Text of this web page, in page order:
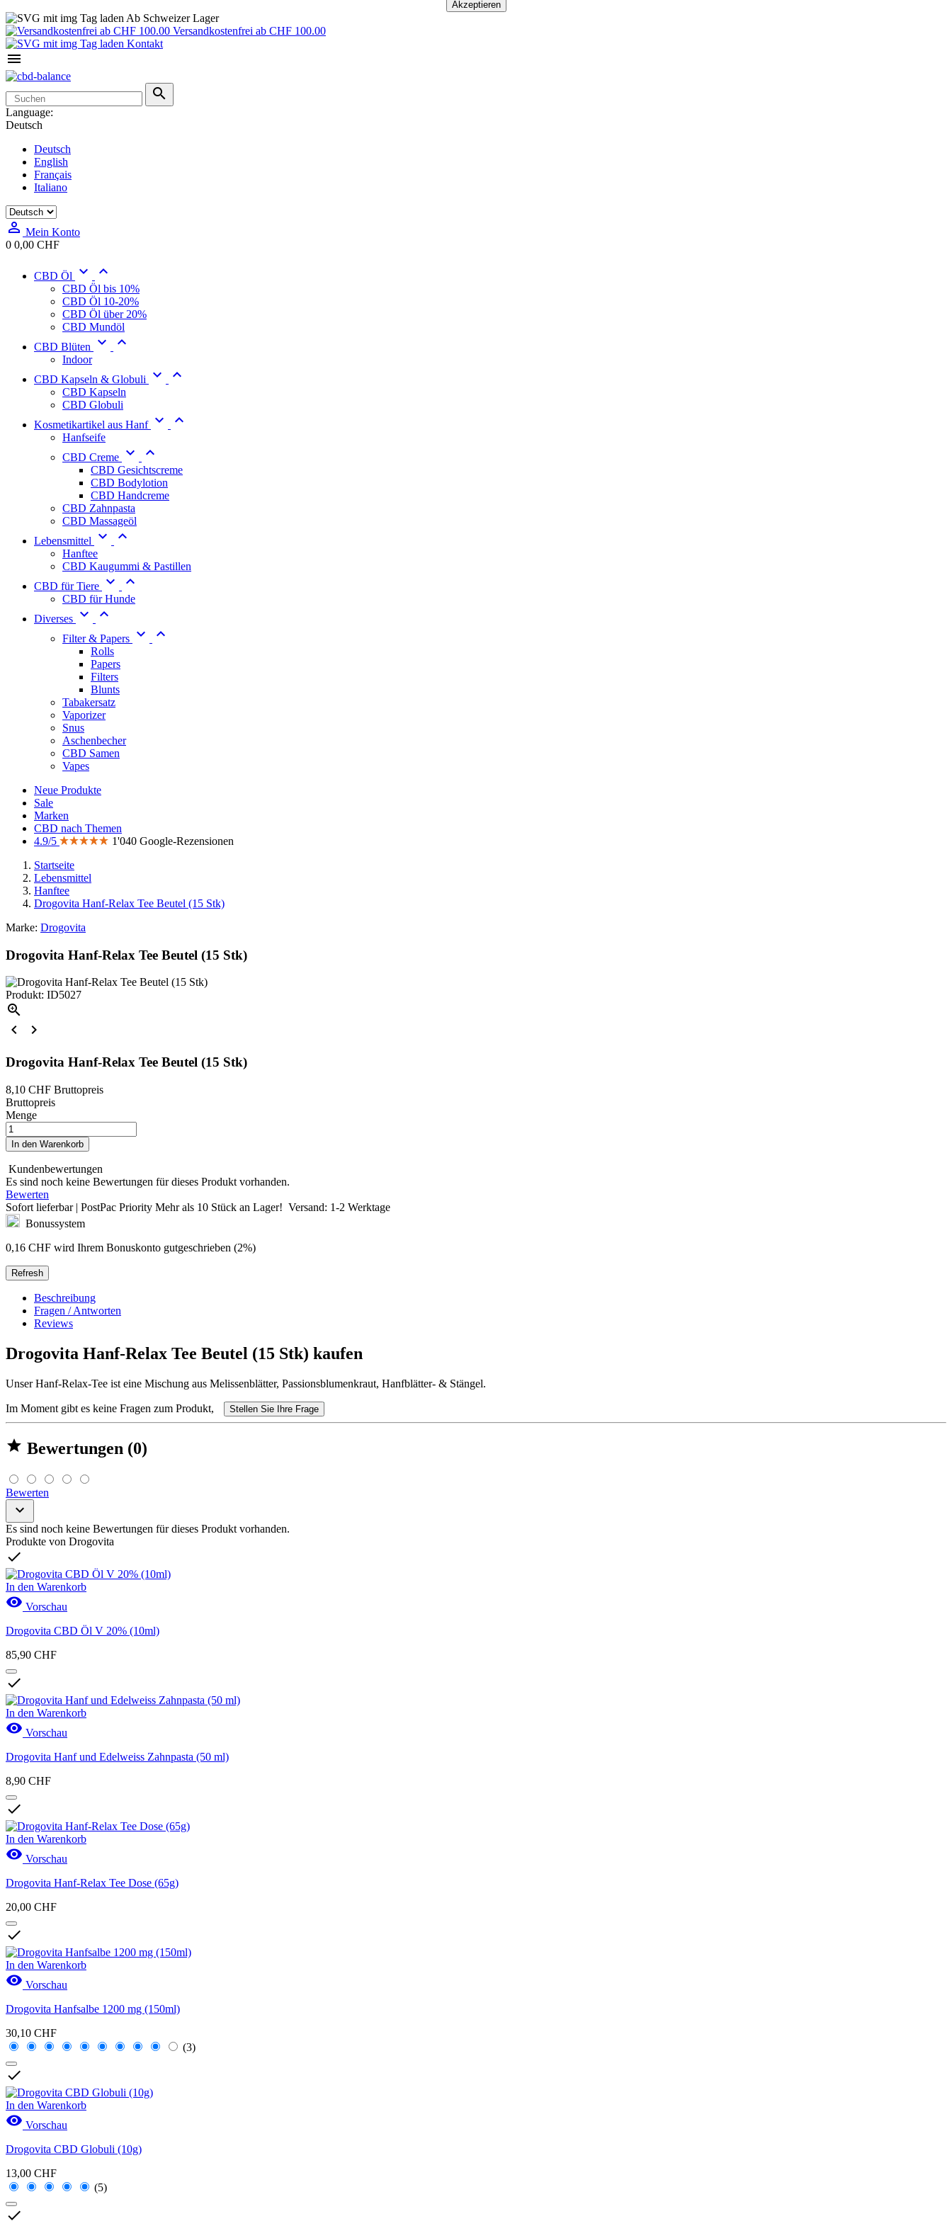
Akzeptieren
Ab Schweizer Lager
Versandkostenfrei ab CHF 100.00
Kontakt


Language:
Deutsch
Deutsch
English
Français
Italiano
 Mein Konto
0 0,00 CHF
CBD Öl  
CBD Öl bis 10%
CBD Öl 10-20%
CBD Öl über 20%
CBD Mundöl
CBD Blüten
 
Indoor
CBD Kapseln & Globuli
 
CBD Kapseln
CBD Globuli
Kosmetikartikel aus Hanf  
Hanfseife
CBD Creme  
CBD Gesichtscreme
CBD Bodylotion
CBD Handcreme
CBD Zahnpasta
CBD Massageöl
Lebensmittel
 
Hanftee
CBD Kaugummi & Pastillen
CBD für Tiere  
CBD für Hunde
Diverses  
Filter & Papers  
Rolls
Papers
Filters
Blunts
Tabakersatz
Vaporizer
Snus
Aschenbecher
CBD Samen
Vapes
Neue Produkte
Sale
Marken
CBD nach Themen
4.9/5
1'040 Google-Rezensionen
Startseite
Lebensmittel
Hanftee
Drogovita Hanf-Relax Tee Beutel (15 Stk)
Marke: Drogovita
Drogovita Hanf-Relax Tee Beutel (15 Stk)
Produkt: ID5027



Drogovita Hanf-Relax Tee Beutel (15 Stk)
8,10 CHF Bruttopreis
Bruttopreis
Menge
In den Warenkorb
Kundenbewertungen
Es sind noch keine Bewertungen für dieses Produkt vorhanden.
Bewerten
Sofort lieferbar | PostPac Priority Mehr als 10 Stück an Lager! Versand: 1-2 Werktage
Bonussystem
0,16 CHF wird Ihrem Bonuskonto gutgeschrieben (2%)
Beschreibung
Fragen / Antworten
Reviews
Drogovita Hanf-Relax Tee Beutel (15 Stk) kaufen
Unser Hanf-Relax-Tee ist eine Mischung aus Melissenblätter, Passionsblumenkraut, Hanfblätter- & Stängel.
Im Moment gibt es keine Fragen zum Produkt, Stellen Sie Ihre Frage
 Bewertungen (0)
Bewerten

Es sind noch keine Bewertungen für dieses Produkt vorhanden.
Produkte von Drogovita

In den Warenkorb
 Vorschau
Drogovita CBD Öl V 20% (10ml)
85,90 CHF

In den Warenkorb
 Vorschau
Drogovita Hanf und Edelweiss Zahnpasta (50 ml)
8,90 CHF

In den Warenkorb
 Vorschau
Drogovita Hanf-Relax Tee Dose (65g)
20,00 CHF

In den Warenkorb
 Vorschau
Drogovita Hanfsalbe 1200 mg (150ml)
30,10 CHF
(3)

In den Warenkorb
 Vorschau
Drogovita CBD Globuli (10g)
13,00 CHF
(5)
